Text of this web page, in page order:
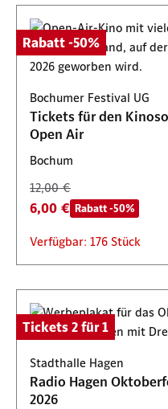
Rabatt -50%
Bochumer Festival UG
Tickets für den
Open Air
Bochum
12,00 €
6,00 € Rabatt -50%
Verfügbar: 176 Stück
Tickets 2 für 1
Stadthalle Hagen
Radio Hagen Oktoberfest
2026